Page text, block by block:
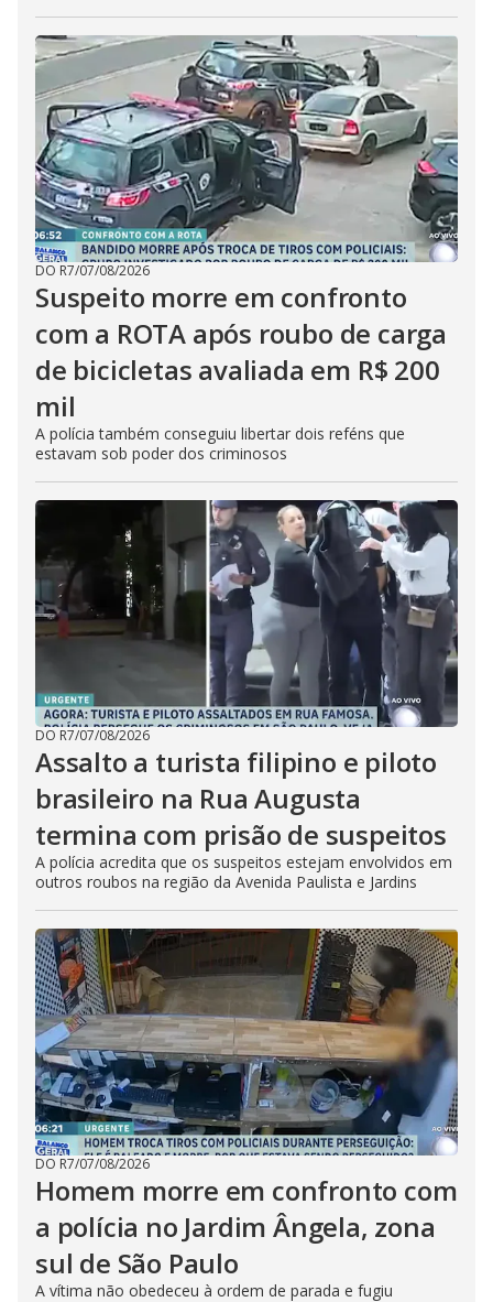
DO R7/07/08/2026
Suspeito morre em confronto
com a ROTA após roubo de carga
de bicicletas avaliada em R$ 200
mil
A polícia também conseguiu libertar dois reféns que
estavam sob poder dos criminosos
DO R7/07/08/2026
Assalto a turista filipino e piloto
brasileiro na Rua Augusta
termina com prisão de suspeitos
A polícia acredita que os suspeitos estejam envolvidos em
outros roubos na região da Avenida Paulista e Jardins
DO R7/07/08/2026
Homem morre em confronto com
a polícia no Jardim Ângela, zona
sul de São Paulo
A vítima não obedeceu à ordem de parada e fugiu